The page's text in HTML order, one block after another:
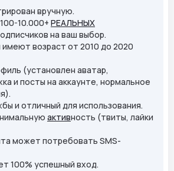
вручную.
10.000+ РЕАЛЬНЫХ
на ваш выбор.
возраст от 2010 до 2020
(установлен аватар,
и посты на аккаунте, нормальное
и отличный для использования.
активность (твиты, лайки
может потребовать SMS-
100% успешный вход.